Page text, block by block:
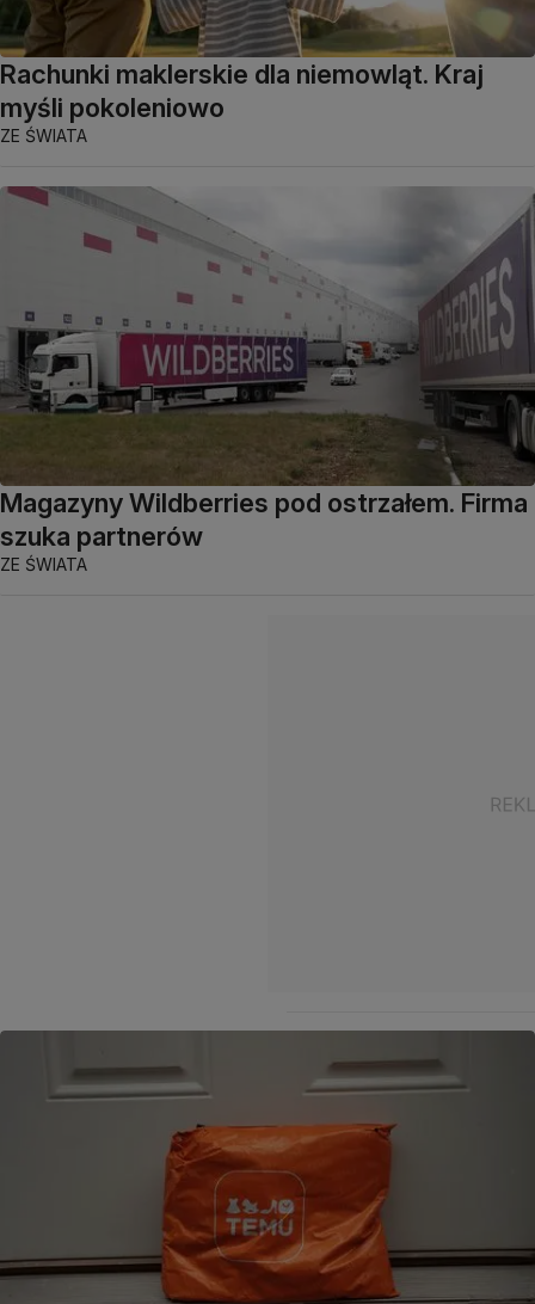
Rachunki maklerskie dla niemowląt. Kraj
myśli pokoleniowo
ZE ŚWIATA
Magazyny Wildberries pod ostrzałem. Firma
szuka partnerów
ZE ŚWIATA